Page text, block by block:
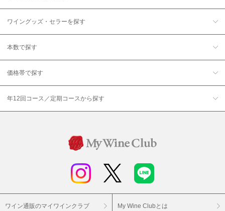
ワイングッズ・セラーを探す
本数で探す
価格帯で探す
年12回コース／定期コースから探す
ワイン通販のマイワインクラブ My Wine Clubとは